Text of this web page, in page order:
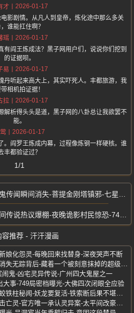
才
2026-01-17
影剧情。从凡人到皇帝，炼化途中那么多关
谁能扛住啊？
瑶
2026-01-17
有阎王炼成法？黑子网用户们，说说你们挖到
的证据呗。
易
2026-01-17
丹听起来高大上，其实吓死人。丰都旅游，我
相机拍证据！
拉
2026-01-17
解析得头头是道，黑子网的八卦总让我欲罢不
能。
2026-01-17
。阎罗王炼成内幕，过程像炼钢一样硬核。谁
丰都验证过？
1/1
瞬间消失-菩提金刚塔镇邪-七星岗藏43万冤魂
热议爆棚-夜晚诡影村民惊恐-749局档案揭秘
容推荐 - 汗汗漫画
娘化怨灵-每晚回来找替身-深夜哭声不断
鬼-凶宅灵异传说-广州四大鬼屋之一
事-749局密档曝光-大佛四次闭眼全应验